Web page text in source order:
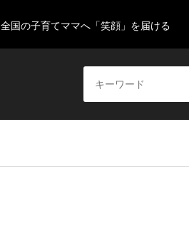
全国の子育てママへ「笑顔」を届ける